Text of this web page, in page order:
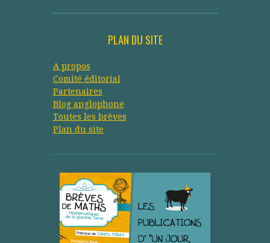
PLAN DU SITE
A propos
Comité éditorial
Partenaires
Blog anglophone
Toutes les brèves
Plan du site